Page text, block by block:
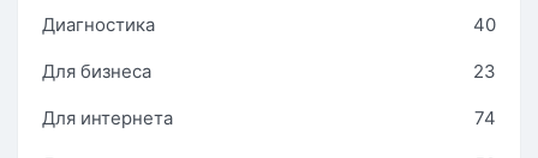
Диагностика 40
Для бизнеса 23
Для интернета 74